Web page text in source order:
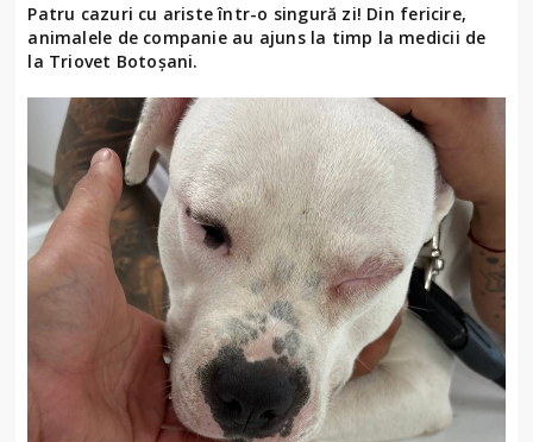
Patru cazuri cu ariste într-o singură zi! Din fericire,
animalele de companie au ajuns la timp la medicii de
la Triovet Botoșani.